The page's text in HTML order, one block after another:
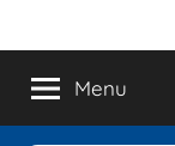
Menu